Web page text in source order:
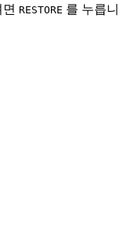
RESTORE 를 누릅니